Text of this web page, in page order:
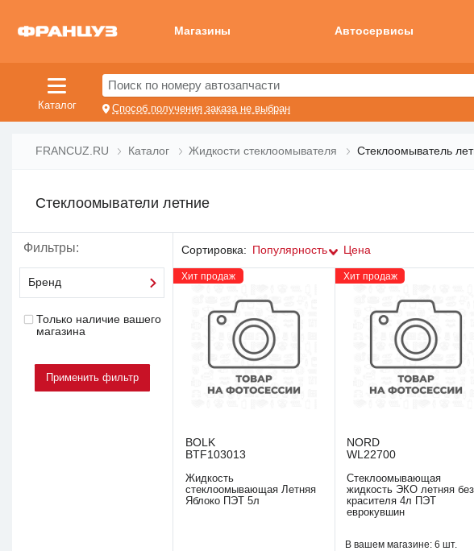
Магазины Автосервисы
Каталог
Поиск по номеру автозапчасти
Способ получения заказа не выбран
FRANCUZ.RU Каталог Жидкости стеклоомывателя Стеклоомыватель
Стеклоомыватели летние
Фильтры:
Бренд
Только наличие вашего
магазина
Сортировка: Популярность Цена
Хит продаж
BOLK
BTF103013
Жидкость
стеклоомывающая Летняя
Яблоко ПЭТ 5л
Хит продаж
NORD
WL22700
Стеклоомывающая
жидкость ЭКО летняя без
красителя 4л ПЭТ
еврокувшин
В вашем магазине: 6 шт.